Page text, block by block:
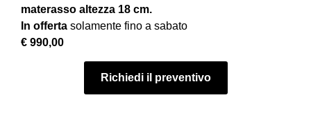
materasso altezza 18 cm.
In offerta solamente fino a sabato
€ 990,00
Richiedi il preventivo